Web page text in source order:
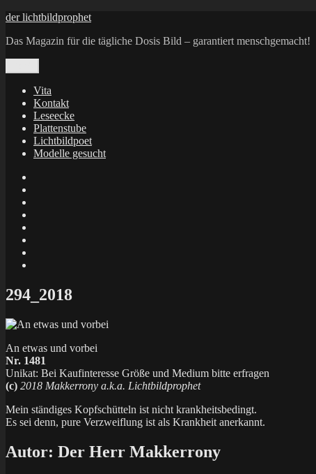
Zum
springen
der lichtbildprophet
Das Magazin für die tägliche Dosis Bild – garantiert menschgemacht!
Vita
Kontakt
Leseecke
Plattenstube
Lichtbildpoet
Modelle gesucht
X
294_2018
An etwas und vorbei
Nr. 1481
Unikat: Bei Kaufinteresse Größe und Medium bitte erfragen
(c) 2018 Makkerrony a.k.a. Lichtbildprophet
Mein ständiges Kopfschütteln ist nicht krankheitsbedingt.
Es sei denn, pure Verzweiflung ist als Krankheit anerkannt.
Autor: Der Herr Makkerrony